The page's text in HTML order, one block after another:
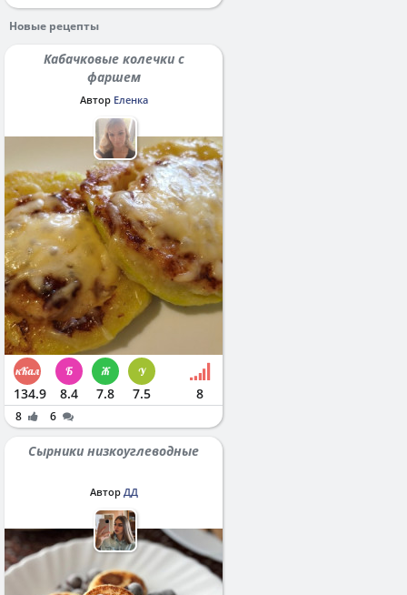
Новые рецепты
Кабачковые колечки с
фаршем
Автор Еленка
134.9 8.4 7.8 7.5 8
8 6
Сырники низкоуглеводные
Автор ДД